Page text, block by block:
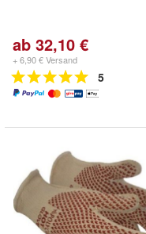
ab 32,10 €
+ 6,90 € Versand
5